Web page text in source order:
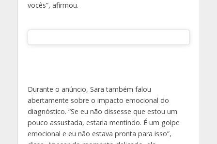
vocês”, afirmou.
Durante o anúncio, Sara também falou
abertamente sobre o impacto emocional do
diagnóstico. “Se eu não dissesse que estou um
pouco assustada, estaria mentindo. É um golpe
emocional e eu não estava pronta para isso”,